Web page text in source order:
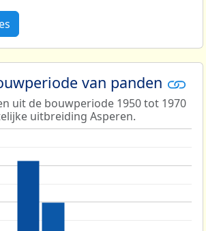
van panden
uit de bouwperiode 1950 tot 1970
uitbreiding Asperen.